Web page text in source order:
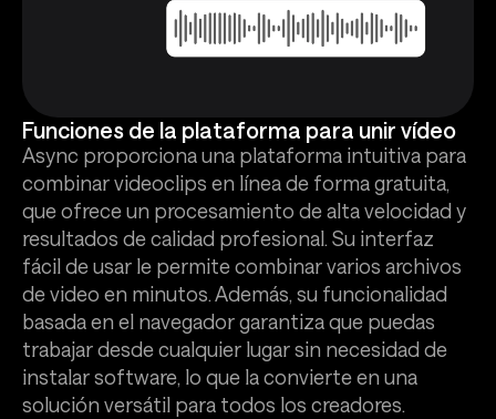
Funciones de la plataforma para unir vídeo
Async proporciona una plataforma intuitiva para
combinar videoclips en línea de forma gratuita,
que ofrece un procesamiento de alta velocidad y
resultados de calidad profesional. Su interfaz
fácil de usar le permite combinar varios archivos
de video en minutos. Además, su funcionalidad
basada en el navegador garantiza que puedas
trabajar desde cualquier lugar sin necesidad de
instalar software, lo que la convierte en una
solución versátil para todos los creadores.